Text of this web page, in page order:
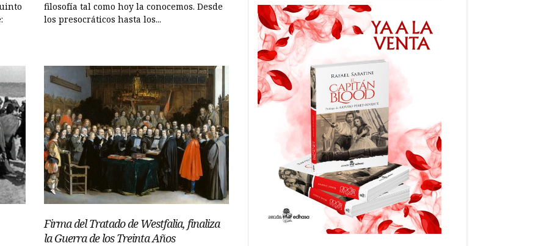
filosofía tal como hoy la conocemos. Desde
los presocráticos hasta los...
Firma del Tratado de Westfalia, finaliza
la Guerra de los Treinta Años